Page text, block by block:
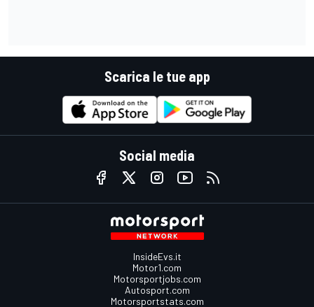
Scarica le tue app
Social media
InsideEvs.it
Motor1.com
Motorsportjobs.com
Autosport.com
Motorsportstats.com